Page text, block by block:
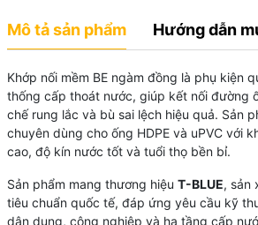
Mô tả sản phẩm Hướng dẫn
Khớp nối mềm BE ngàm đồng là phụ kiện
thống cấp thoát nước, giúp kết nối đường
chế rung lắc và bù sai lệch hiệu quả. Sản
chuyên dùng cho ống HDPE và uPVC với
cao, độ kín nước tốt và tuổi thọ bền bỉ.
Sản phẩm mang thương hiệu T-BLUE, sản
tiêu chuẩn quốc tế, đáp ứng yêu cầu kỹ
dân dụng, công nghiệp và hạ tầng cấp